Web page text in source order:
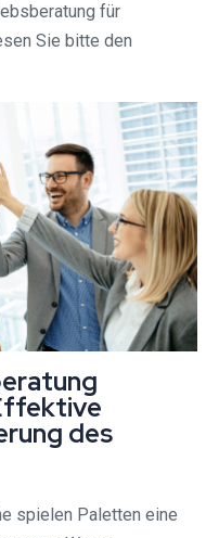
für
Sie bitte den
des
spielen Paletten eine